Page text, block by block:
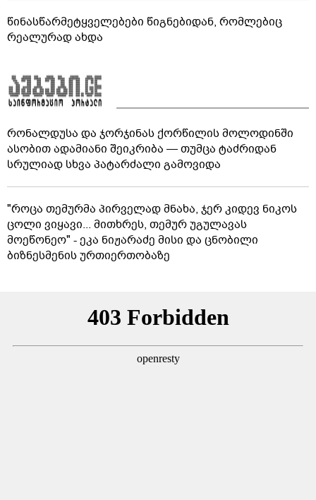
წინასწარმეტყველებები წიგნებიდან, რომლებიც
რეალურად ახდა
რონალდუსა და ჯორჯინას ქორწილის მოლოდინში
ასობით ადამიანი შეიკრიბა — თუმცა ტაძრიდან
სრულიად სხვა პატარძალი გამოვიდა
"როცა თემურმა პირველად მნახა, ჯერ კიდევ ნიკოს
ცოლი ვიყავი... მითხრეს, თემურ უგულავას
მოეწონეო" - ეკა ნიჟარაძე მისი და ცნობილი
ბიზნესმენის ურთიერთობაზე